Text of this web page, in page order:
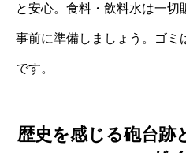
と安心。食料・飲料水は一切
事前に準備しましょう。ゴミ
です。
歴史を感じる砲台跡